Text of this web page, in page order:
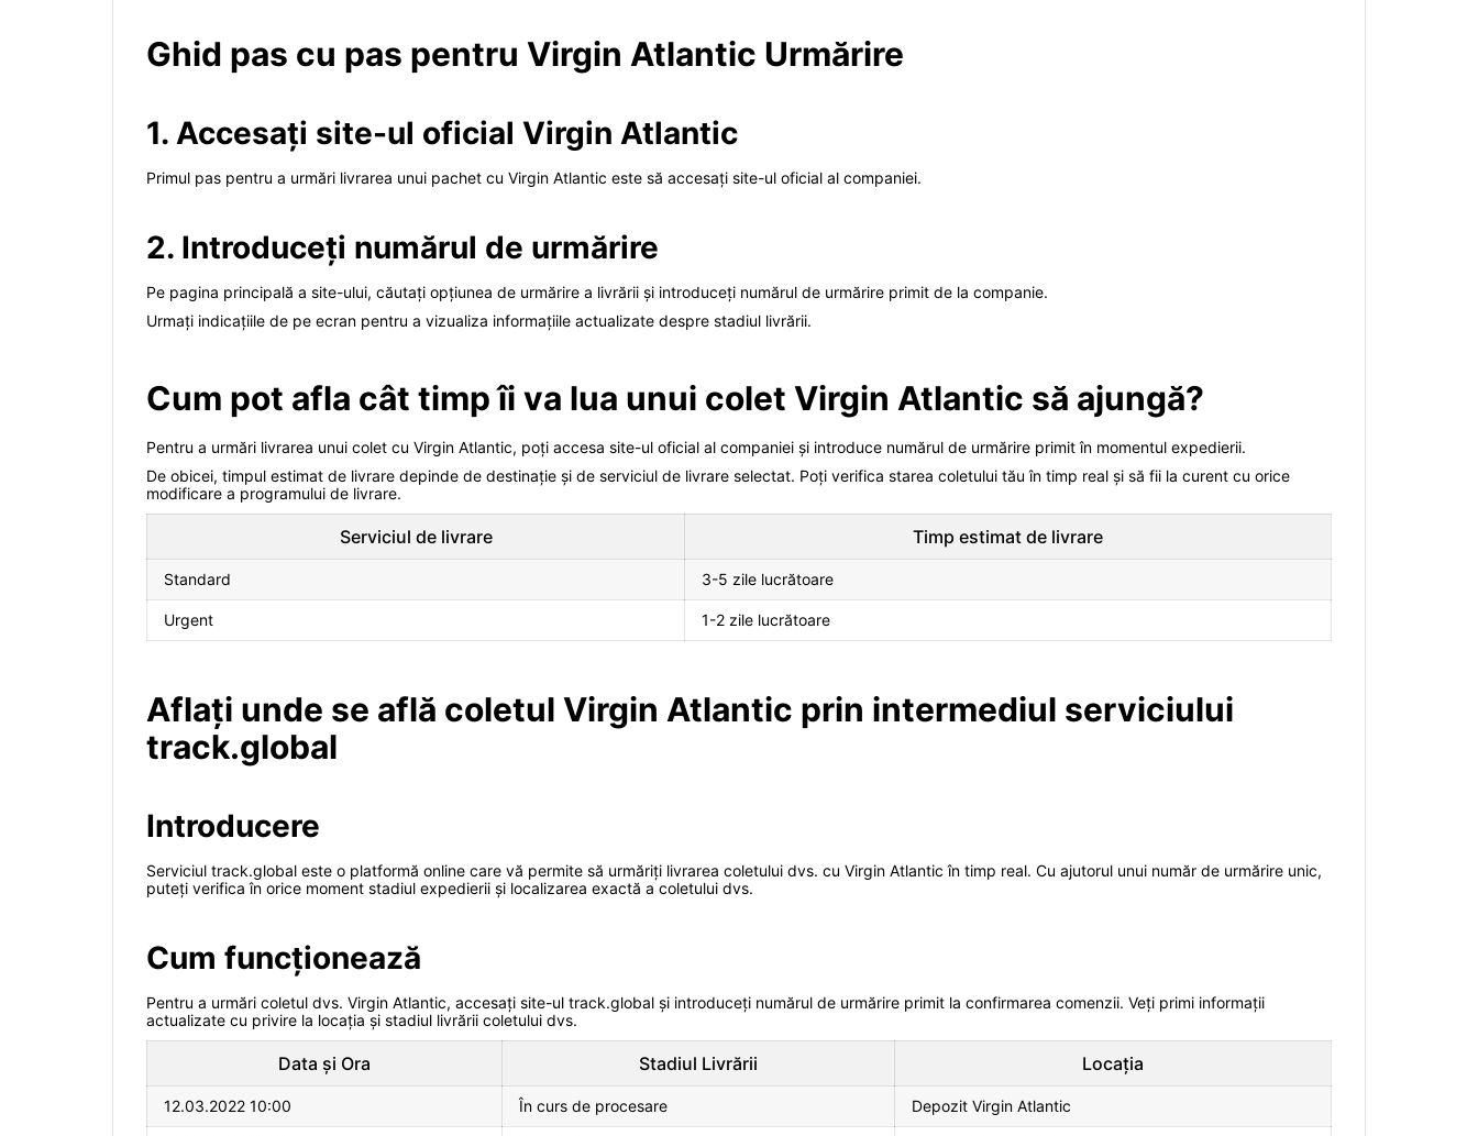
Ghid pas cu pas pentru Virgin Atlantic Urmărire
1. Accesați site-ul oficial Virgin Atlantic
Primul pas pentru a urmări livrarea unui pachet cu Virgin Atlantic este să accesați site-ul oficial al companiei.
2. Introduceți numărul de urmărire
Pe pagina principală a site-ului, căutați opțiunea de urmărire a livrării și introduceți numărul de urmărire primit de la companie.
Urmați indicațiile de pe ecran pentru a vizualiza informațiile actualizate despre stadiul livrării.
Cum pot afla cât timp îi va lua unui colet Virgin Atlantic să ajungă?
Pentru a urmări livrarea unui colet cu Virgin Atlantic, poți accesa site-ul oficial al companiei și introduce numărul de urmărire primit în momentul expedierii.
De obicei, timpul estimat de livrare depinde de destinație și de serviciul de livrare selectat. Poți verifica starea coletului tău în timp real și să fii la curent cu orice
modificare a programului de livrare.
Serviciul de livrare Timp estimat de livrare
Standard 3-5 zile lucrătoare
Urgent 1-2 zile lucrătoare
Aflați unde se află coletul Virgin Atlantic prin intermediul serviciului
track.global
Introducere
Serviciul track.global este o platformă online care vă permite să urmăriți livrarea coletului dvs. cu Virgin Atlantic în timp real. Cu ajutorul unui număr de urmărire unic,
puteți verifica în orice moment stadiul expedierii și localizarea exactă a coletului dvs.
Cum funcționează
Pentru a urmări coletul dvs. Virgin Atlantic, accesați site-ul track.global și introduceți numărul de urmărire primit la confirmarea comenzii. Veți primi informații
actualizate cu privire la locația și stadiul livrării coletului dvs.
Data și Ora Stadiul Livrării Locația
12.03.2022 10:00 În curs de procesare Depozit Virgin Atlantic